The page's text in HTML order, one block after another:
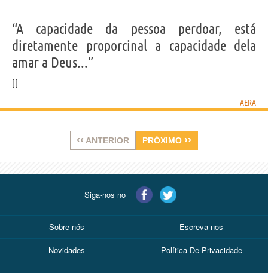
“A capacidade da pessoa perdoar, está
diretamente proporcinal a capacidade dela
amar a Deus...”
AERA
‹‹ ANTERIOR PRÓXIMO ››
Siga-nos no
Sobre nós Escreva-nos
Novidades Política De Privacidade